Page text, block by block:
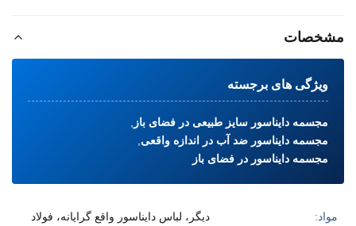
مشخصات
ویژگی های برجسته
مجسمه دایناسور سایز طبیعی در فضای باز
مجسمه دایناسور ضد آب در اندازه واقعی
مجسمه دایناسور در فضای باز
مواد:
دیگر، لباس دایناسور واقع گرایانه، فولاد